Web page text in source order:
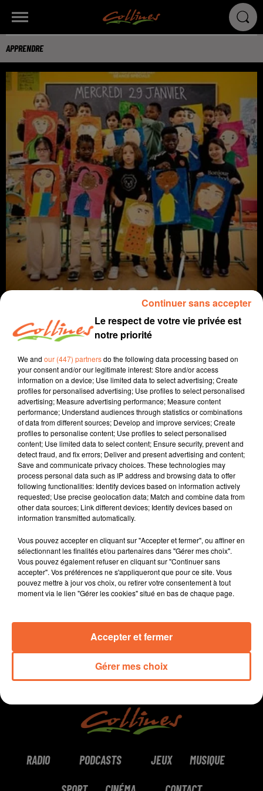
APPRENDRE
coup de coeur cinéma
12 février 2025 - 1 min 54 sec
APPRENDRE
David Puaud
Coup de coeur cinéma
Chaque mercredi, dans notre Actu Ciné à 17h15,
Morgan Rassinoux, programmateur au Fauteuil
Rouge à Bressuire, vous propose son coup de
coeur.
0:00 1 min 54 sec
RADIO PODCASTS JEUX MUSIQUE
Le respect de votre vie privée est
notre priorité
We and our (447) partnersdo the following data processing based on
your consent and/or our legitimate interest: Store and/or access
information on a device; Use limited data to select advertising; Create
profiles for personalised advertising; Use profiles to select personalised
advertising; Measure advertising performance; Measure content
performance; Understand audiences through statistics or combinations
of data from different sources; Develop and improve services; Create
profiles to personalise content; Use profiles to select personalised
content; Use limited data to select content; Ensure security, prevent and
detect fraud, and fix errors; Deliver and present advertising and content;
Save and communicate privacy choices. These technologies may
process personal data such as IP address and browsing data to offer
following functionalities: Identify devices based on information actively
requested; Use precise geolocation data; Match and combine data from
other data sources; Link different devices; Identify devices based on
information transmitted automatically.
Vous pouvez accepter en cliquant sur "Accepter et fermer", ou affiner en
sélectionnant les finalités et/ou partenaires dans "Gérer mes choix".
Vous pouvez également refuser en cliquant sur "Continuer sans
accepter". Vos préférences ne s'appliqueront que pour ce site. Vous
pouvez mettre à jour vos choix, ou retirer votre consentement à tout
moment via le lien "Gérer les cookies" situé en bas de chaque page.
Gérer mes choix
Accepter et fermer
Continuer sans accepter